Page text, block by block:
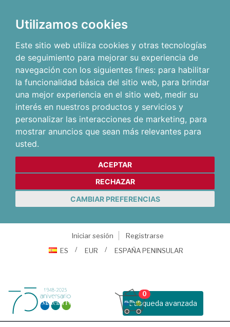
Utilizamos cookies
Este sitio web utiliza cookies y otras tecnologías
de seguimiento para mejorar su experiencia de
navegación con los siguientes fines: para habilitar
la funcionalidad básica del sitio web, para brindar
una mejor experiencia en el sitio web, medir su
interés en nuestros productos y servicios y
personalizar las interacciones de marketing, para
mostrar anuncios que sean más relevantes para
usted.
ACEPTAR
RECHAZAR
CAMBIAR PREFERENCIAS
Iniciar sesión
Registrarse
ES
EUR ESPAÑA PENINSULAR
Busqueda avanzada
0